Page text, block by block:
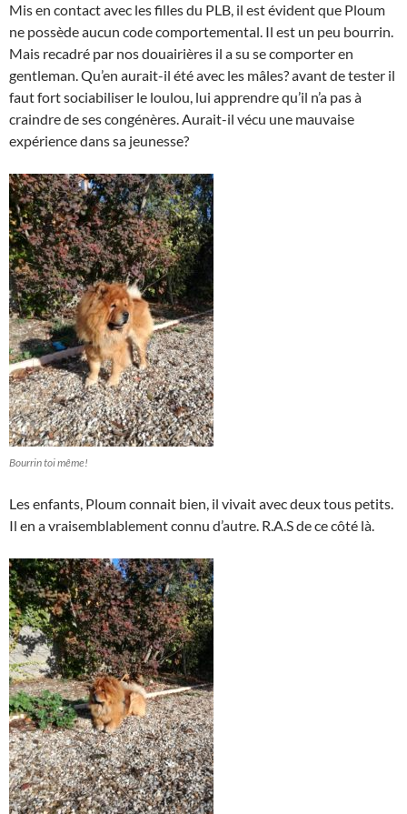
Mis en contact avec les filles du PLB, il est évident que Ploum
ne possède aucun code comportemental. Il est un peu bourrin.
Mais recadré par nos douairières il a su se comporter en
gentleman. Qu’en aurait-il été avec les mâles? avant de tester il
faut fort sociabiliser le loulou, lui apprendre qu’il n’a pas à
craindre de ses congénères. Aurait-il vécu une mauvaise
expérience dans sa jeunesse?
Bourrin toi même!
Les enfants, Ploum connait bien, il vivait avec deux tous petits.
Il en a vraisemblablement connu d’autre. R.A.S de ce côté là.